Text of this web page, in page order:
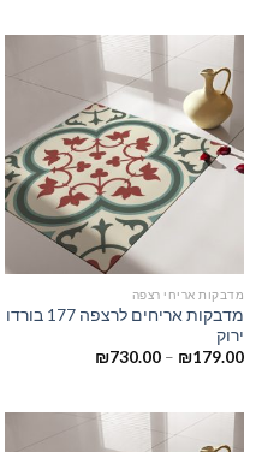
מדבקות אריחי רצפה
מדבקות אריחים לרצפה 177 בורדו
ירוק
₪179.00
–
₪730.00